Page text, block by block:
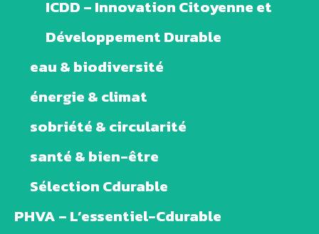
ICDD – Innovation Citoyenne et
Développement Durable
eau & biodiversité
énergie & climat
sobriété & circularité
santé & bien-être
Sélection Cdurable
PHVA – L’essentiel-Cdurable